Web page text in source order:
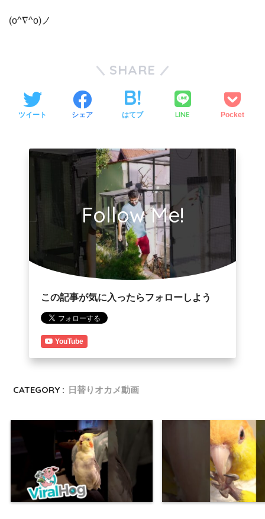
(o^∇^o)ノ
SHARE
ツイート シェア はてブ LINE Pocket
Follow Me!
この記事が気に入ったらフォローしよう
YouTube
CATEGORY : 日替りオカメ動画